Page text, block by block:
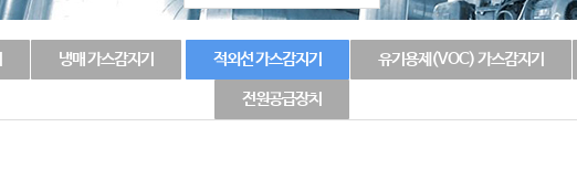
냉매 가스감지기 적외선 가스감지기 유기용제(VOC) 가스감지기
전원공급장치